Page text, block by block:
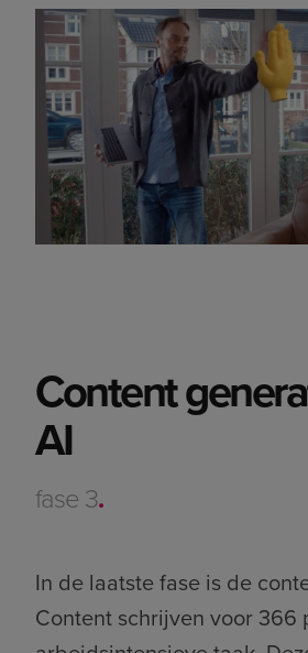
Content
AI
fase 3.
In de laatste fase is de
Content schrijven voor 366